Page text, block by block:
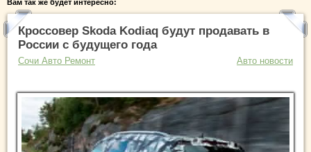
Вам так же будет интересно:
Кроссовер Skoda Kodiaq будут продавать в
России с будущего года
Сочи Авто Ремонт Авто новости